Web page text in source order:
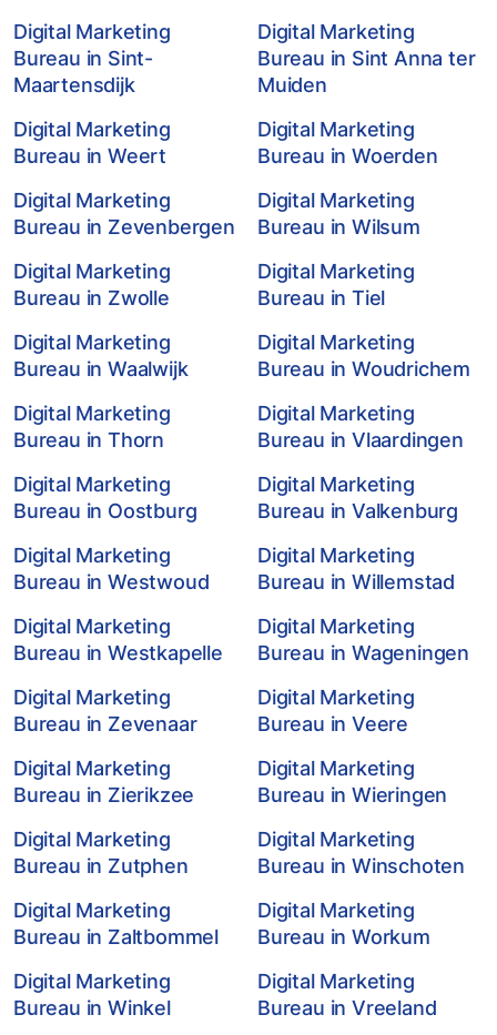
Digital Marketing
Bureau in Sint-
Maartensdijk
Digital Marketing
Bureau in Sint Anna ter
Muiden
Digital Marketing
Bureau in Weert
Digital Marketing
Bureau in Woerden
Digital Marketing
Bureau in Zevenbergen
Digital Marketing
Bureau in Wilsum
Digital Marketing
Bureau in Zwolle
Digital Marketing
Bureau in Tiel
Digital Marketing
Bureau in Waalwijk
Digital Marketing
Bureau in Woudrichem
Digital Marketing
Bureau in Thorn
Digital Marketing
Bureau in Vlaardingen
Digital Marketing
Bureau in Oostburg
Digital Marketing
Bureau in Valkenburg
Digital Marketing
Bureau in Westwoud
Digital Marketing
Bureau in Willemstad
Digital Marketing
Bureau in Westkapelle
Digital Marketing
Bureau in Wageningen
Digital Marketing
Bureau in Zevenaar
Digital Marketing
Bureau in Veere
Digital Marketing
Bureau in Zierikzee
Digital Marketing
Bureau in Wieringen
Digital Marketing
Bureau in Zutphen
Digital Marketing
Bureau in Winschoten
Digital Marketing
Bureau in Zaltbommel
Digital Marketing
Bureau in Workum
Digital Marketing
Bureau in Winkel
Digital Marketing
Bureau in Vreeland